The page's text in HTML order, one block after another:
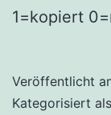
1=kopiert
Veröffentlicht
Kategorisiert als